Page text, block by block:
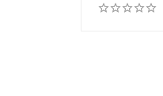
